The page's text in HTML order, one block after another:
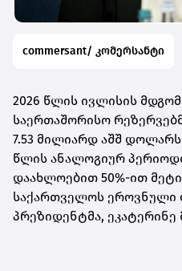
commersant/ კომერსანტი
2026 წლის ივლისის
საერთაშორისო
7.53 მილიარდ აშშ
წლის ანალოგიურ
დაახლოებით 50%-ით
საქართველოს ეროვნული
პრეზიდენტმა, ეკატერინე